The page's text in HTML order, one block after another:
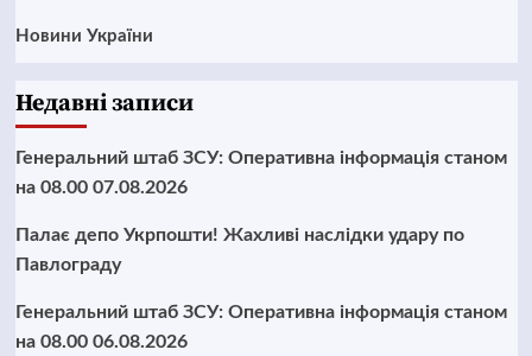
Новини України
Недавні записи
Генеральний штаб ЗСУ: Оперативна інформація станом
на 08.00 07.08.2026
Палає депо Укрпошти! Жахливі наслідки удару по
Павлограду
Генеральний штаб ЗСУ: Оперативна інформація станом
на 08.00 06.08.2026